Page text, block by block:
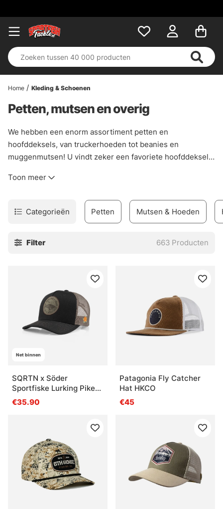
Home Kleding & Schoenen
Petten, mutsen en overig
We hebben een enorm assortiment petten en
hoofddeksels, van truckerhoeden tot beanies en
muggenmutsen! U vindt zeker een favoriete hoofddeksel
dan alleen stijlvol, het kan je ook beschermen tegen de
doorbrengt. Als je op zoek bent naar een warme en
gezellige muts tijdens de koude wintermaanden, kun je
Toon meer
Categorieën Petten Mutsen & Hoeden
Filter 663 Producten
Net binnen
SQRTN x Söder
Sportfiske Lurking Pike
Trucker, Black
€35.90
Patagonia Fly Catcher
Hat HKCO
€45